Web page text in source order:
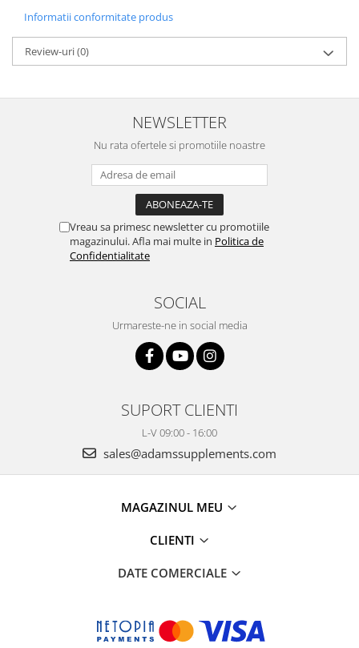
Informatii conformitate produs
Review-uri(0)
NEWSLETTER
Nu rata ofertele si promotiile noastre
Vreau sa primesc newsletter cu promotiile
magazinului. Afla mai multe in Politica de
Confidentialitate
SOCIAL
Urmareste-ne in social media
SUPORT CLIENTI
L-V 09:00 - 16:00
sales@adamssupplements.com
MAGAZINUL MEU
CLIENTI
DATE COMERCIALE